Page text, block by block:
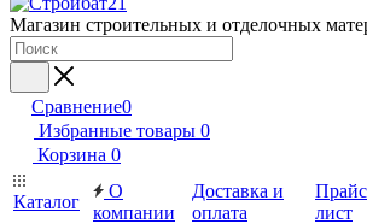
Магазин строительных и отделочных
Сравнение0
Избранные товары 0
Корзина 0
Каталог
О
компании
Доставка и
оплата
Прайс
лист